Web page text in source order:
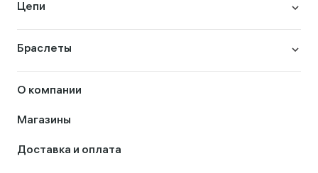
Цепи
Браслеты
О компании
Магазины
Доставка и оплата